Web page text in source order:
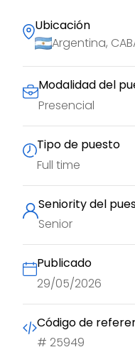
Ubicación
Argentina,
Modalidad del
Presencial
Tipo de puesto
Full time
Seniority del
Senior
Publicado
29/05/2026
Código de
# 25949